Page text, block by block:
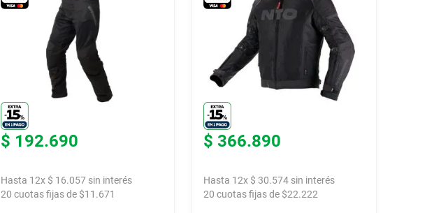
$ 192.690
Hasta 12x $ 16.057 sin interés
20 cuotas fijas de $11.671
$ 366.890
Hasta 12x $ 30.574sin interés
20 cuotas fijas de $22.222